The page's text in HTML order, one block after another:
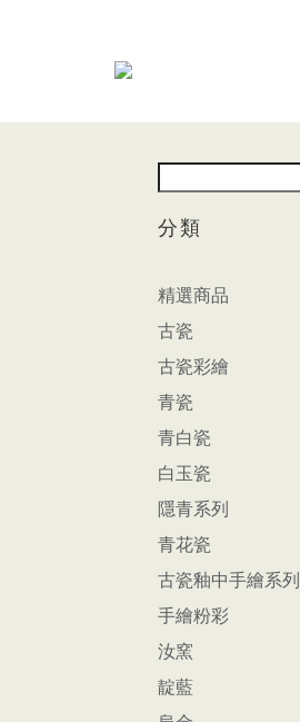
分類
精選商品
古瓷
古瓷彩繪
青瓷
青白瓷
白玉瓷
隱青系列
青花瓷
古瓷釉中手繪系列
手繪粉彩
汝窯
靛藍